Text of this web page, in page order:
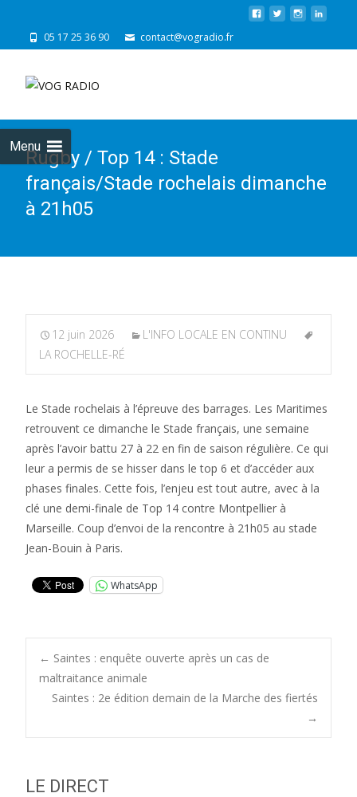
05 17 25 36 90 contact@vogradio.fr
Menu
Rugby / Top 14 : Stade
français/Stade rochelais dimanche
à 21h05
12 juin 2026
L'INFO LOCALE EN CONTINU
LA ROCHELLE-RÉ
Le Stade rochelais à l’épreuve des barrages. Les Maritimes
retrouvent ce dimanche le Stade français, une semaine
après l’avoir battu 27 à 22 en fin de saison régulière. Ce qui
leur a permis de se hisser dans le top 6 et d’accéder aux
phases finales. Cette fois, l’enjeu est tout autre, avec à la
clé une demi-finale de Top 14 contre Montpellier à
Marseille. Coup d’envoi de la rencontre à 21h05 au stade
Jean-Bouin à Paris.
WhatsApp
Post
← Saintes : enquête ouverte après un cas de
maltraitance animale
Saintes : 2e édition demain de la Marche des fiertés
→
LE DIRECT